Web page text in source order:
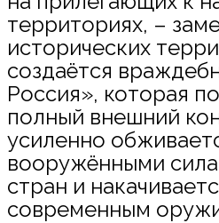
территориях, –
исторических
создаётся
Россия», которая
полный внешний
усиленно
вооружёнными
стран и
современным